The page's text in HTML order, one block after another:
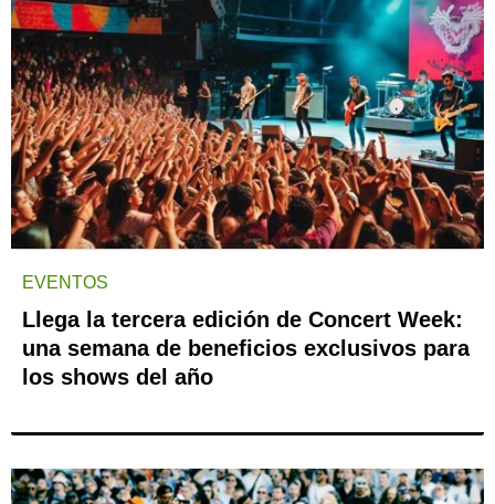
EVENTOS
Llega la tercera edición de Concert Week:
una semana de beneficios exclusivos para
los shows del año